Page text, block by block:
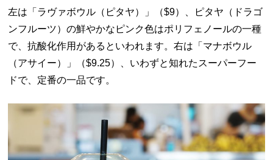
左は「ラヴァボウル（ピタヤ）」（$9）
、ピタヤ（ドラゴ
ンフルーツ）の鮮やかなピンク色はポリフェノールの一種
で、抗酸化作用があるといわれます。右は「マナボウル
（アサイー）」（$9.25）、いわずと知れたスーパーフー
ドで、定番の一品です。